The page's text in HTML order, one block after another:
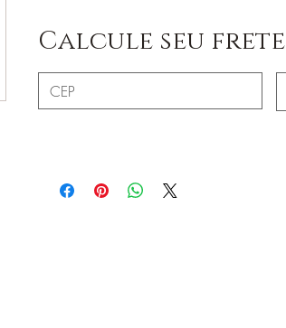
Calcule seu frete